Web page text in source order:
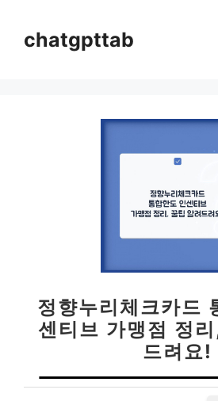
chatgpttab
정향누리체크카드
센티브 가맹점 정
드려요!